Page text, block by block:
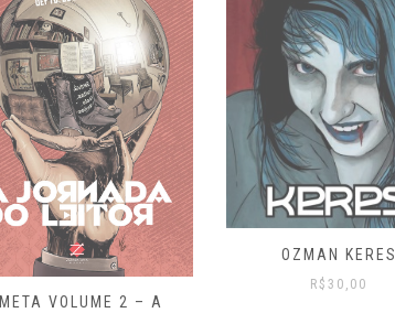
META VOLUME 2 – A
OZMAN KERES
R$ 30,00